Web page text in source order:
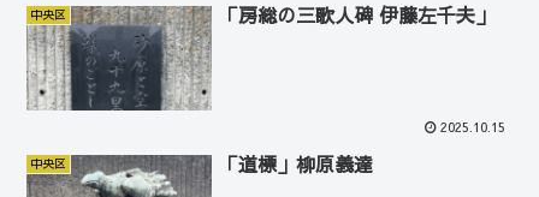
中央区 「房総の三歌人碑 伊藤左千夫」
2025.10.15
中央区 「道標」柳原義達